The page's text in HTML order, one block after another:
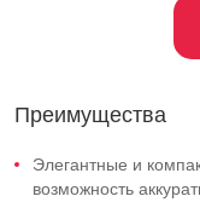
Преимущества
Элегантные и
возможность